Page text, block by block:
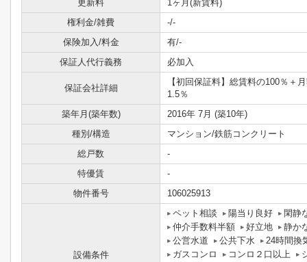
更新料
1ヶ月(新賃料)
権利金/雑費
-/-
保険加入/料金
有/-
保証人代行義務
必加入
保証会社詳細
【初回保証料】総賃料の100％＋
1.5％
築年月(築年数)
2016年 7月 (築10年)
種別/構造
マンション/鉄筋コンクリート
総戸数
-
特優賃
-
物件番号
106025913
設備条件
ペット相談 陽当り良好
閑静
仲介手数料半額
好立地
静か
公営水道
公共下水
24時間換
ガスコンロ
コンロ２口以上